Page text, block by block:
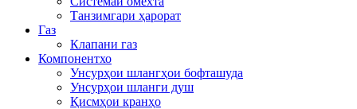
Танзимгари ҳарорат
Газ
Клапани газ
Компонентхо
Унсурҳои шлангҳои бофташуда
Унсурҳои шланги душ
Қисмҳои кранҳо